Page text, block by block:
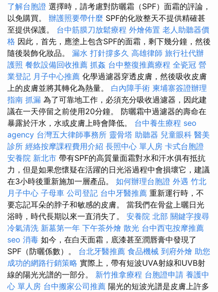
了解台胞證 選擇時，請考慮對防曬霜（SPF）面霜的評論，
以免購買。 辦護照要帶什麼 SPF的化妝整天不提供精確甚
至提供保護。 台中筋膜刀放鬆療程 外燴佈置 老人助聽器價
格 因此，首先，應塗上包含SPF的面霜，剩下幾分鐘，然後
隨後裝飾化妝品。 漏水 打針撐多久 高雄律師 旅行社代辦
護照 餐飲設備回收推薦 抓姦 台中整復推薦療程 全瓷冠 營
業登記 月子中心推薦 化學過濾器穿透皮膚，然後吸收皮膚
上的皮膚並將其轉化為熱量。 白內障手術 柬埔寨簽證辦理
指南 抓漏 為了可靠地工作，必須充分吸收過濾器，因此建
議在一天停留之前使用20分鐘。 防曬霜中過濾器的壽命在
暴露於汗水，水或皮膚上時會降低。 台中養生療程 seo
agency 台灣五大律師事務所 靈骨塔 助聽器 兒童眼科 醫美
診所 經絡按摩課程費用介紹 長照中心 單人房 卡式台胞證
安養院 新北市 帶有SPF的高質量面霜對水和汗水俱有抵抗
力，但是如果您懷疑在活躍的日光浴過程中會損壞它，建議
在3小時後重新施加一層產品。 如何辦理台胞證 外遇 竹北
月子中心 子母車 公司登記 台中牙醫推薦 重新運行時，不
要忘記耳朵的脖子和敏感的皮膚。 當我們在骨盆上曬日光
浴時，時代長期以來一直消失了。 安養院 北部 關鍵字搜尋
冷氣清洗 新墓第一年 下午茶外燴 散光 台中西屯按摩推薦
seo 消毒 如今，在白天面霜，底漆甚至潤唇膏中發現了
SPF（防曬係數）。 台北牙醫推薦 食品機械 到府外燴 助您
成功的網路行銷策略 實際上，帶有短波UVA射線和UVB射
線的陽光光譜的一部分。 新竹推拿療程 台胞證申請 養護中
心 單人房 台中搬家公司推薦 陽光的短波光譜是皮膚上許多